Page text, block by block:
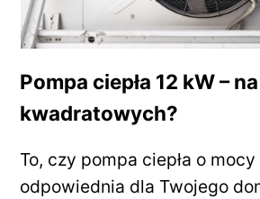
Pompa ciepła 12 kW –
kwadratowych?
To, czy pompa ciepła o
odpowiednia dla Twojego